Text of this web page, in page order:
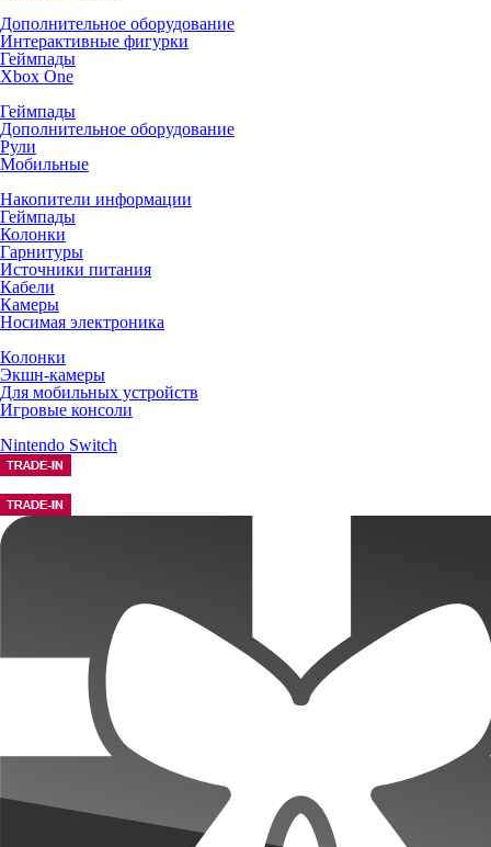
Дополнительное оборудование
Интерактивные фигурки
Геймпады
Xbox One
Геймпады
Дополнительное оборудование
Рули
Мобильные
Накопители информации
Геймпады
Колонки
Гарнитуры
Источники питания
Кабели
Камеры
Носимая электроника
Колонки
Экшн-камеры
Для мобильных устройств
Игровые консоли
Nintendo Switch